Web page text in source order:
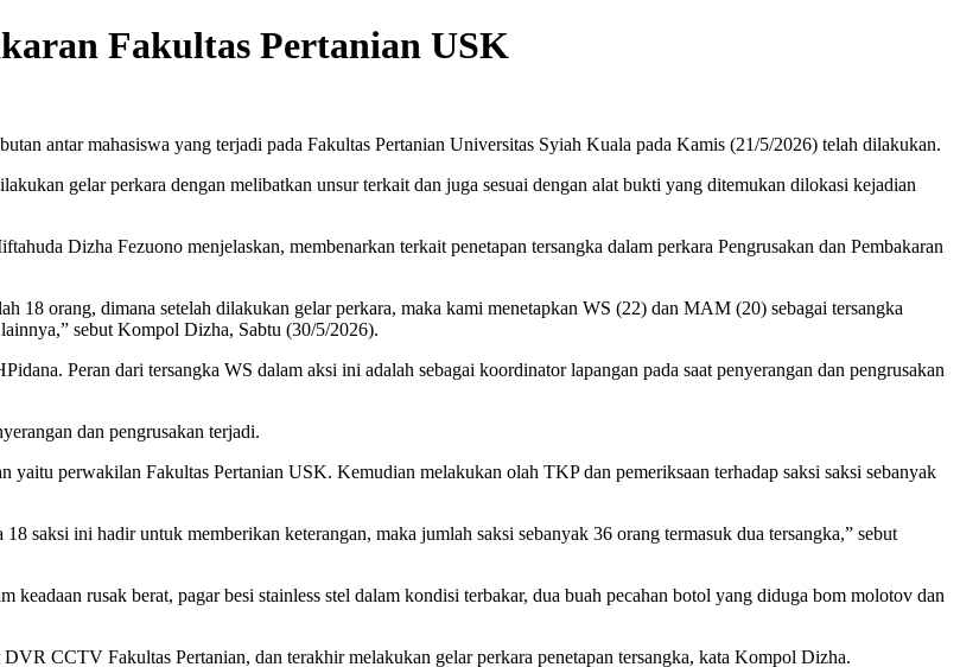
Fakultas Pertanian USK
antar mahasiswa yang terjadi pada Fakultas Pertanian Universitas Syiah Kuala pada Kamis (21/5/2026) telah dilakukan.
gelar perkara dengan melibatkan unsur terkait dan juga sesuai dengan alat bukti yang ditemukan dilokasi kejadian
Dizha Fezuono menjelaskan, membenarkan terkait penetapan tersangka dalam perkara Pengrusakan dan Pembakaran
18 orang, dimana setelah dilakukan gelar perkara, maka kami menetapkan WS (22) dan MAM (20) sebagai tersangka
sebut Kompol Dizha, Sabtu (30/5/2026).
Peran dari tersangka WS dalam aksi ini adalah sebagai koordinator lapangan pada saat penyerangan dan pengrusakan
dan pengrusakan terjadi.
perwakilan Fakultas Pertanian USK. Kemudian melakukan olah TKP dan pemeriksaan terhadap saksi saksi sebanyak
saksi ini hadir untuk memberikan keterangan, maka jumlah saksi sebanyak 36 orang termasuk dua tersangka,” sebut
rusak berat, pagar besi stainless stel dalam kondisi terbakar, dua buah pecahan botol yang diduga bom molotov dan
CCTV Fakultas Pertanian, dan terakhir melakukan gelar perkara penetapan tersangka, kata Kompol Dizha.